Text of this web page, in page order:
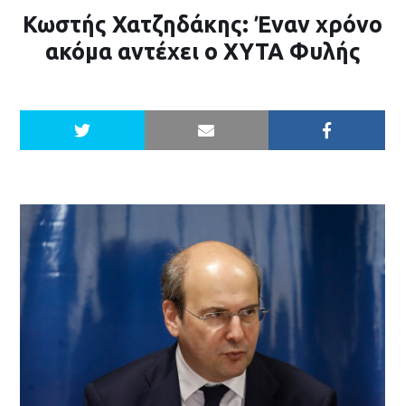
Κωστής Χατζηδάκης: Έναν χρόνο
ακόμα αντέχει ο ΧΥΤΑ Φυλής